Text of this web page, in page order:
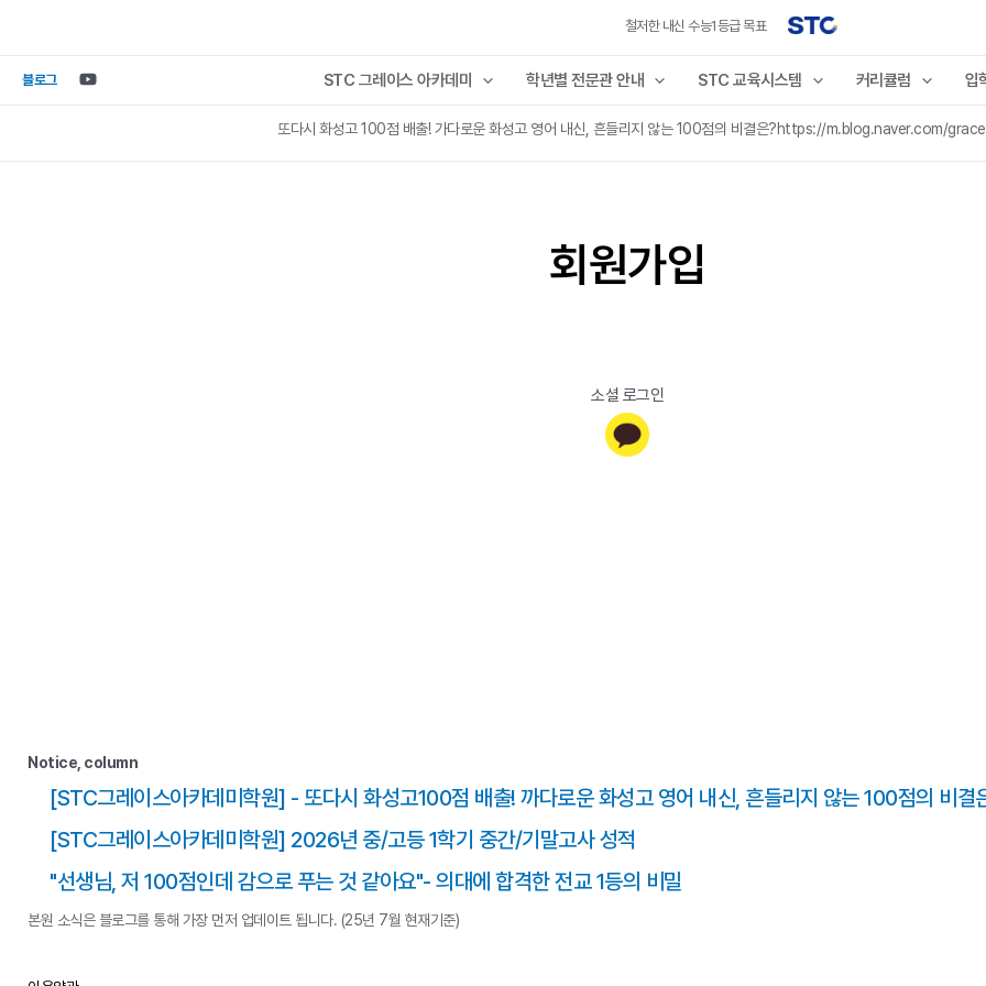
철저한 내신 수능1등급 목표
블로그 STC 그레이스 아카데미 학년별 전문관 안내 STC 교육시스템 커리큘럼 입
또다시 화성고 100점 배출! 가다로운 화성고 영어 내신, 흔들리지 않는 100점의 비결은?https://m.blog.naver.com/
회원가입
소셜 로그인
Notice, column
[STC그레이스아카데미학원] - 또다시 화성고100점 배출! 까다로운 화성고 영어 내신, 흔들리지 않는 100점의 비결
[STC그레이스아카데미학원] 2026년 중/고등 1학기 중간/기말고사 성적
"선생님, 저 100점인데 감으로 푸는 것 같아요"- 의대에 합격한 전교 1등의 비밀
본원 소식은 블로그를 통해 가장 먼저 업데이트 됩니다. (25년 7월 현재기준)